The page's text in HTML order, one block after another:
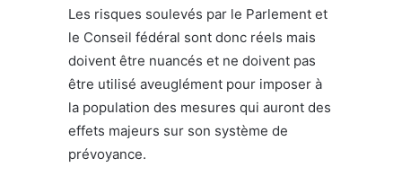
Les risques soulevés par le Parlement et
le Conseil fédéral sont donc réels mais
doivent être nuancés et ne doivent pas
être utilisé aveuglément pour imposer à
la population des mesures qui auront des
effets majeurs sur son système de
prévoyance.